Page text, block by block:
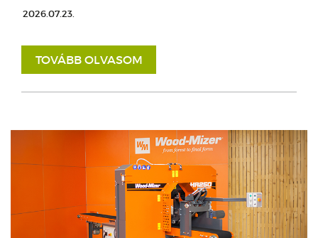
2026.07.23.
TOVÁBB OLVASOM